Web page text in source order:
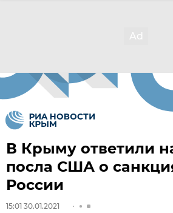
В Крыму ответили
посла США о
России
15:01 30.01.2021